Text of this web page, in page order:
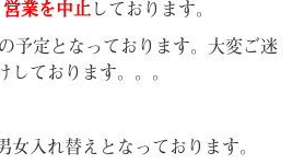
業を中止しております。
予定となっております。大変ご迷
しております。。。
入れ替えとなっております。